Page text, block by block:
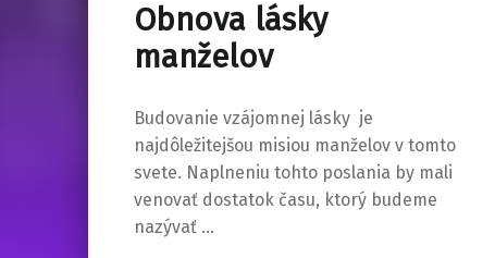
Obnova lásky
manželov
Budovanie vzájomnej lásky je
najdôležitejšou misiou manželov v tomto
svete. Naplneniu tohto poslania by mali
venovať dostatok času, ktorý budeme
nazývať …